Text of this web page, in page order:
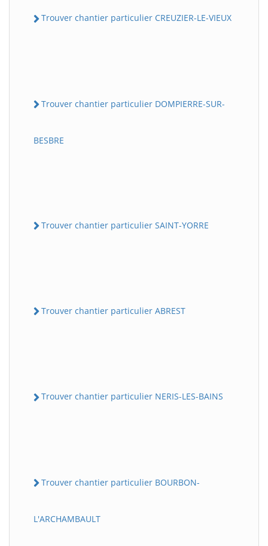
Trouver chantier particulier CREUZIER-LE-VIEUX
Trouver chantier particulier DOMPIERRE-SUR-
BESBRE
Trouver chantier particulier SAINT-YORRE
Trouver chantier particulier ABREST
Trouver chantier particulier NERIS-LES-BAINS
Trouver chantier particulier BOURBON-
L'ARCHAMBAULT